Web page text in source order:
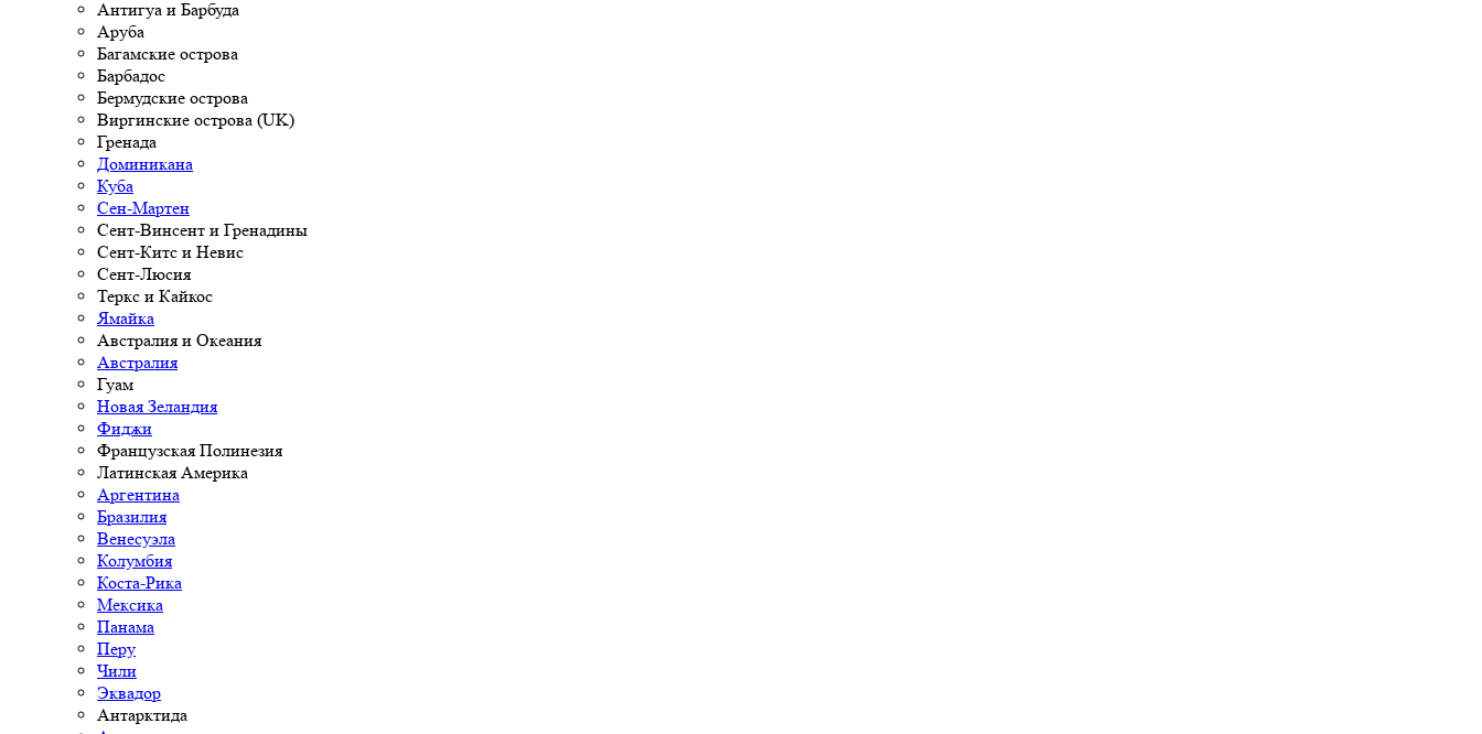
Антигуа и Барбуда
Аруба
Багамские острова
Барбадос
Бермудские острова
Виргинские острова (UK)
Гренада
Доминикана
Куба
Сен-Мартен
Сент-Винсент и Гренадины
Сент-Китс и Невис
Сент-Люсия
Теркс и Кайкос
Ямайка
Австралия и Океания
Австралия
Гуам
Новая Зеландия
Фиджи
Французская Полинезия
Латинская Америка
Аргентина
Бразилия
Венесуэла
Колумбия
Коста-Рика
Мексика
Панама
Перу
Чили
Эквадор
Антарктида